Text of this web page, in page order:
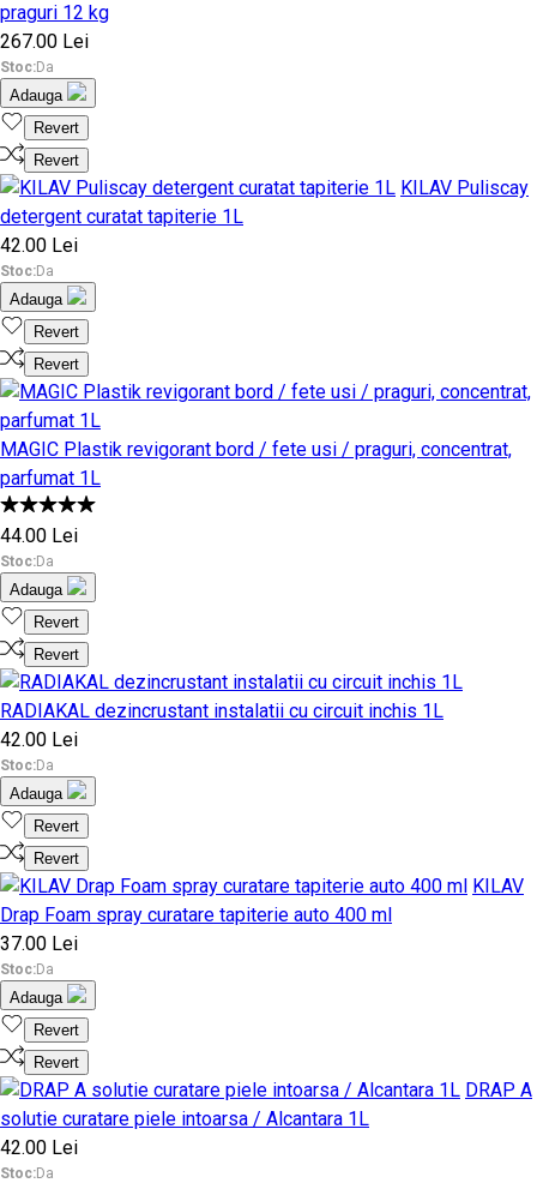
praguri 12 kg
267.00 Lei
Stoc:Da
Adauga
Revert
Revert
KILAV Puliscay
detergent curatat tapiterie 1L
42.00 Lei
Stoc:Da
Adauga
Revert
Revert
MAGIC Plastik revigorant bord / fete usi / praguri, concentrat,
parfumat 1L
44.00 Lei
Stoc:Da
Adauga
Revert
Revert
RADIAKAL dezincrustant instalatii cu circuit inchis 1L
42.00 Lei
Stoc:Da
Adauga
Revert
Revert
KILAV
Drap Foam spray curatare tapiterie auto 400 ml
37.00 Lei
Stoc:Da
Adauga
Revert
Revert
DRAP A
solutie curatare piele intoarsa / Alcantara 1L
42.00 Lei
Stoc:Da